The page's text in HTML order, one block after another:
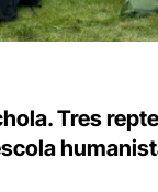
Tres